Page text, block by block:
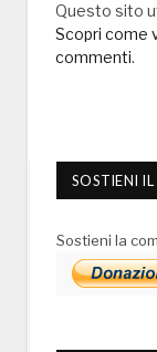
Questo sito
Scopri come
commenti.
SOSTIENI
Sostieni la